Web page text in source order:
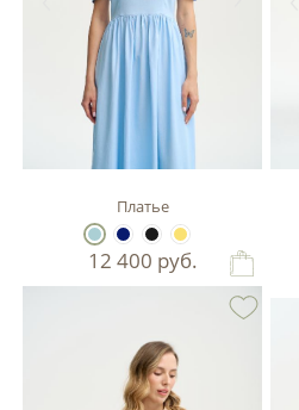
Платье
12 400 руб.